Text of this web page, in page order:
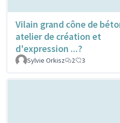
Vilain grand cône de
atelier de création et
d'expression ...?
Sylvie Orkisz 2 3